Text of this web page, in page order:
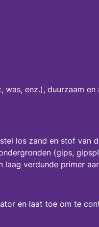
enz.), duurzaam
los zand en stof van
(gips,
verdunde primer
en laat toe om te